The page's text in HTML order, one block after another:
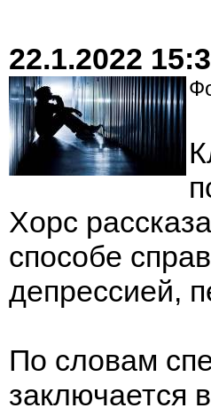
22.1.2022
Хорс
способе
депрессией,
По словам
заключается